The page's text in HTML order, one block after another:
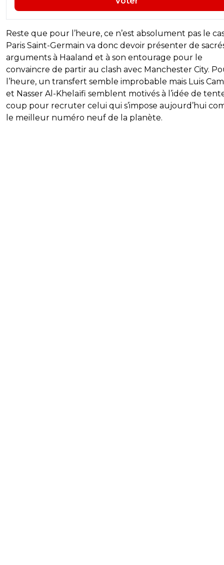
Reste que pour l’heure, ce n’est absolument pas le
Paris Saint-Germain va donc devoir présenter de
arguments à Haaland et à son entourage pour le
convaincre de partir au clash avec Manchester City.
l’heure, un transfert semble improbable mais Luis
et Nasser Al-Khelaïfi semblent motivés à l’idée de
coup pour recruter celui qui s’impose aujourd’hui
le meilleur numéro neuf de la planète.